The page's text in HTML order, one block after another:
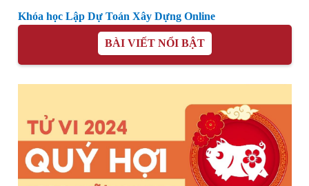
Khóa học Lập Dự Toán Xây Dựng Online
BÀI VIẾT NỔI BẬT